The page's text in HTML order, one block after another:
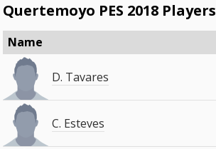
Quertemoyo PES 2018 Players
Name
D. Tavares
C. Esteves